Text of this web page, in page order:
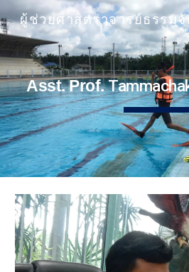
Skip to main content
Asst. Prof.